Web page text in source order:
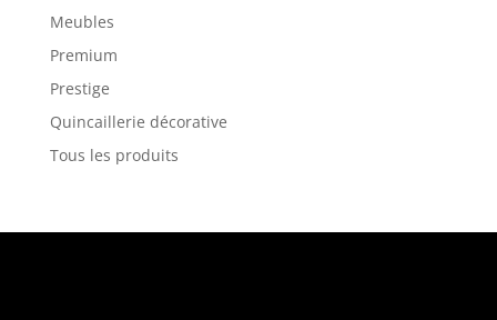
Meubles
Premium
Prestige
Quincaillerie décorative
Tous les produits